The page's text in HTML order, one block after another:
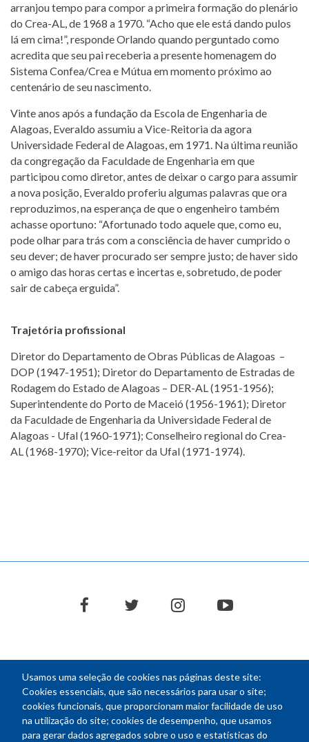
Usamos uma seleção de cookies nas páginas deste site:
Cookies essenciais, que são necessários para usar o site;
cookies funcionais, que proporcionam maior facilidade de uso
na utilização do site; cookies de desempenho, que usamos
para gerar dados agregados sobre o uso e estatísticas do
arranjou tempo para compor a primeira formação do plenário
do Crea-AL, de 1968 a 1970. “Acho que ele está dando pulos
lá em cima!”, responde Orlando quando perguntado como
acredita que seu pai receberia a presente homenagem do
Sistema Confea/Crea e Mútua em momento próximo ao
centenário de seu nascimento.
Vinte anos após a fundação da Escola de Engenharia de
Alagoas, Everaldo assumiu a Vice-Reitoria da agora
Universidade Federal de Alagoas, em 1971. Na última reunião
da congregação da Faculdade de Engenharia em que
participou como diretor, antes de deixar o cargo para assumir
a nova posição, Everaldo proferiu algumas palavras que ora
reproduzimos, na esperança de que o engenheiro também
achasse oportuno: “Afortunado todo aquele que, como eu,
pode olhar para trás com a consciência de haver cumprido o
seu dever; de haver procurado ser sempre justo; de haver sido
o amigo das horas certas e incertas e, sobretudo, de poder
sair de cabeça erguida”.
Trajetória profissional
Diretor do Departamento de Obras Públicas de Alagoas –
DOP (1947-1951); Diretor do Departamento de Estradas de
Rodagem do Estado de Alagoas – DER-AL (1951-1956);
Superintendente do Porto de Maceió (1956-1961); Diretor
da Faculdade de Engenharia da Universidade Federal de
Alagoas - Ufal (1960-1971); Conselheiro regional do Crea-
AL (1968-1970); Vice-reitor da Ufal (1971-1974).
facebooktwitter instagramyoutube
NEWSLETTER